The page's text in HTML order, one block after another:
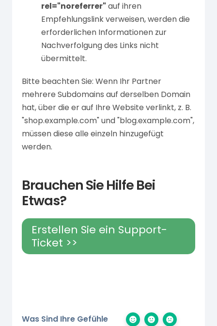
rel="noreferrer" auf ihren
Empfehlungslink verweisen, werden die
erforderlichen Informationen zur
Nachverfolgung des Links nicht
übermittelt.
Bitte beachten Sie: Wenn Ihr Partner
mehrere Subdomains auf derselben Domain
hat, über die er auf Ihre Website verlinkt, z. B.
"shop.example.com" und "blog.example.com",
müssen diese alle einzeln hinzugefügt
werden.
Brauchen Sie Hilfe Bei
Etwas?
Erstellen Sie ein Support-
Ticket >>
Was Sind Ihre Gefühle